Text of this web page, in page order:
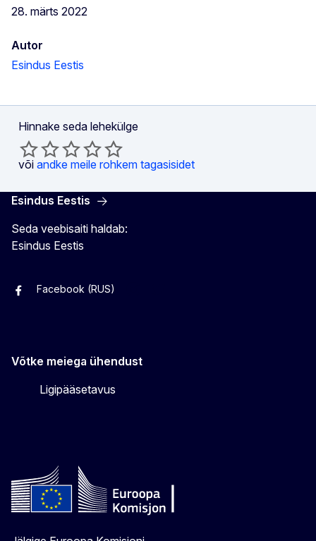
28. märts 2022
Autor
Esindus Eestis
Hinnake seda lehekülge
või andke meile rohkem tagasisidet
Esindus Eestis
Seda veebisaiti haldab:
Esindus Eestis
Facebook (EST)
Facebook (RUS)
Võtke meiega ühendust
Ligipääsetavus